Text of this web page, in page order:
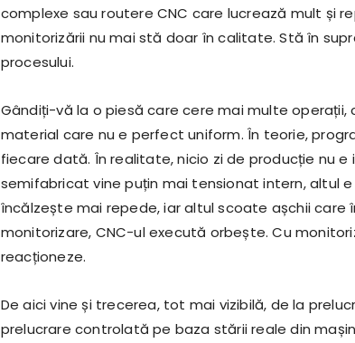
complexe sau routere CNC care lucrează mult și
monitorizării nu mai stă doar în calitate. Stă în
procesului.
Gândiți-vă la o piesă care cere mai multe operații,
material care nu e perfect uniform. În teorie,
fiecare dată. În realitate, nicio zi de producție nu e
semifabricat vine puțin mai tensionat intern, altul
încălzește mai repede, iar altul scoate așchii care
monitorizare, CNC-ul execută orbește. Cu
reacționeze.
De aici vine și trecerea, tot mai vizibilă, de la
prelucrare controlată pe baza stării reale din